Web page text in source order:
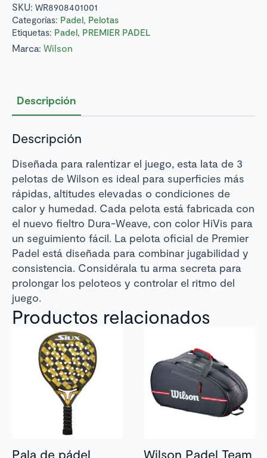
series
PREMIER
PADEL
cantidad
SKU: WR8908401001
Categorías: Padel, Pelotas
Etiquetas: Padel, PREMIER PADEL
Marca: Wilson
Descripción
Descripción
Diseñada para ralentizar el juego, esta lata de 3
pelotas de Wilson es ideal para superficies más
rápidas, altitudes elevadas o condiciones de
calor y humedad. Cada pelota está fabricada con
el nuevo fieltro Dura-Weave, con color HiVis para
un seguimiento fácil. La pelota oficial de Premier
Padel está diseñada para combinar jugabilidad y
consistencia. Considérala tu arma secreta para
prolongar los peloteos y controlar el ritmo del
juego.
Productos relacionados
Pala de pádel Wilson Padel Team